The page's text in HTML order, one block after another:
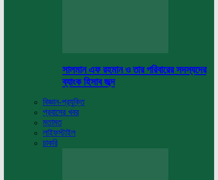
সালমান এফ রহমান ও তার পরিবারের সদস্যদের
ব্যাংক হিসাব জব্দ
বিজ্ঞান-প্রযুক্তি
প্রবাসের খবর
মতামত
লাইফস্টাইল
চাকরি